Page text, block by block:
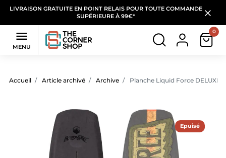
LIVRAISON GRATUITE EN POINT RELAIS POUR TOUTE COMMANDE
SUPÉRIEURE À 99€*

MENU
0
Accueil Article archivé Archive Planche Liquid Force DELUXE
Epuisé